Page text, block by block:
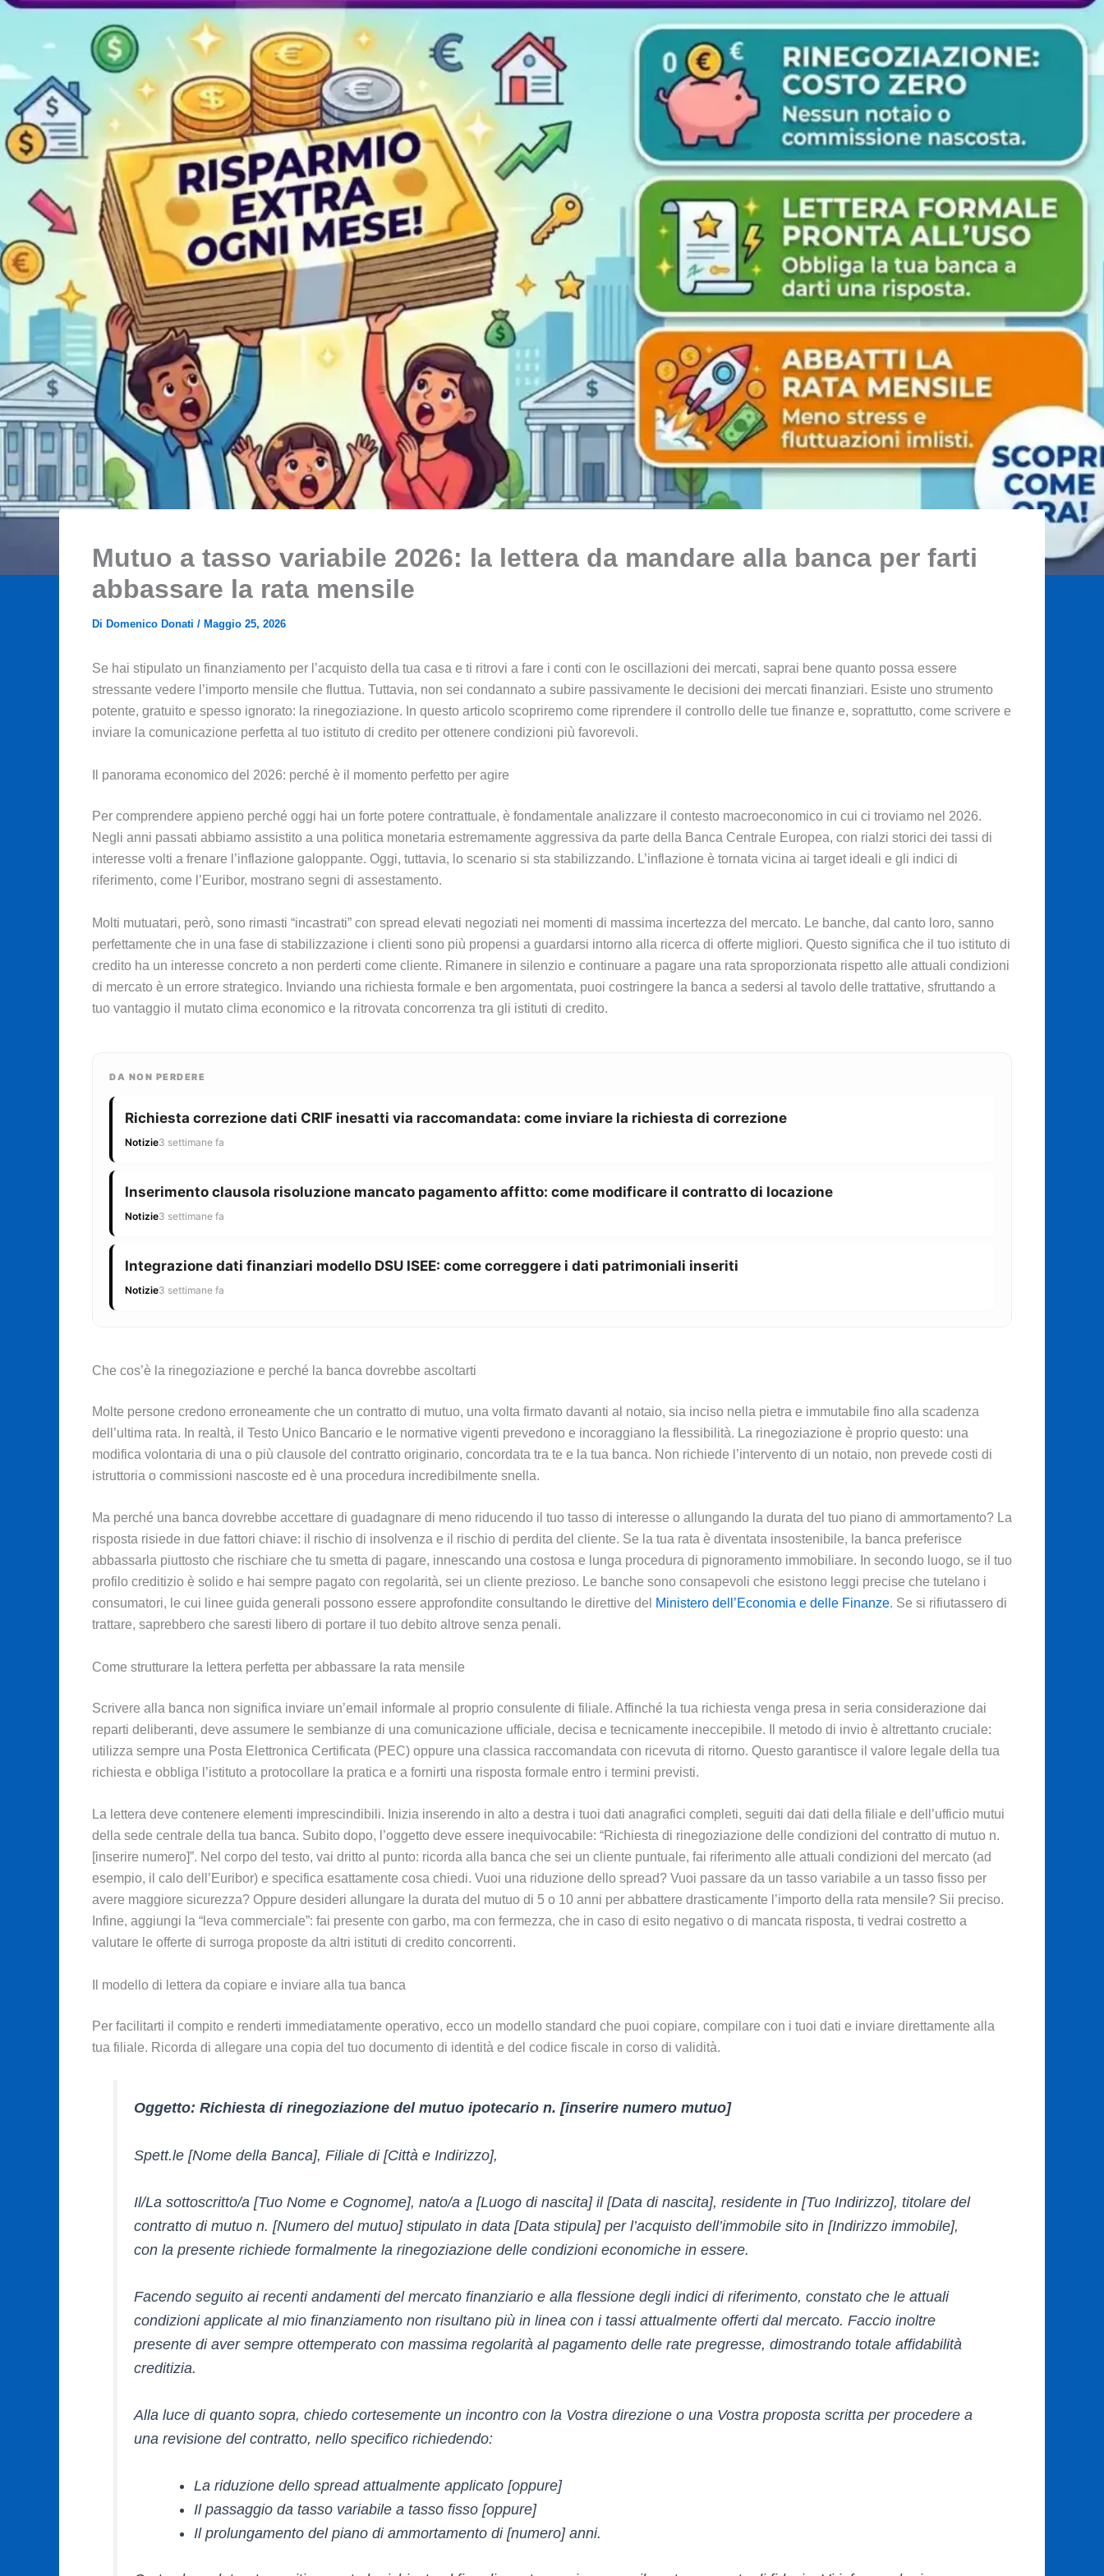
Mutuo a tasso variabile 2026: la lettera da mandare alla banca per farti
abbassare la rata mensile
Di Domenico Donati / Maggio 25, 2026
Se hai stipulato un finanziamento per l’acquisto della tua casa e ti ritrovi a fare i conti con le oscillazioni dei mercati, saprai bene quanto possa essere
stressante vedere l’importo mensile che fluttua. Tuttavia, non sei condannato a subire passivamente le decisioni dei mercati finanziari. Esiste uno strumento
potente, gratuito e spesso ignorato: la rinegoziazione. In questo articolo scopriremo come riprendere il controllo delle tue finanze e, soprattutto, come scrivere e
inviare la comunicazione perfetta al tuo istituto di credito per ottenere condizioni più favorevoli.
Il panorama economico del 2026: perché è il momento perfetto per agire
Per comprendere appieno perché oggi hai un forte potere contrattuale, è fondamentale analizzare il contesto macroeconomico in cui ci troviamo nel 2026.
Negli anni passati abbiamo assistito a una politica monetaria estremamente aggressiva da parte della Banca Centrale Europea, con rialzi storici dei tassi di
interesse volti a frenare l’inflazione galoppante. Oggi, tuttavia, lo scenario si sta stabilizzando. L’inflazione è tornata vicina ai target ideali e gli indici di
riferimento, come l’Euribor, mostrano segni di assestamento.
Molti mutuatari, però, sono rimasti “incastrati” con spread elevati negoziati nei momenti di massima incertezza del mercato. Le banche, dal canto loro, sanno
perfettamente che in una fase di stabilizzazione i clienti sono più propensi a guardarsi intorno alla ricerca di offerte migliori. Questo significa che il tuo istituto di
credito ha un interesse concreto a non perderti come cliente. Rimanere in silenzio e continuare a pagare una rata sproporzionata rispetto alle attuali condizioni
di mercato è un errore strategico. Inviando una richiesta formale e ben argomentata, puoi costringere la banca a sedersi al tavolo delle trattative, sfruttando a
tuo vantaggio il mutato clima economico e la ritrovata concorrenza tra gli istituti di credito.
DA NON PERDERE
Richiesta correzione dati CRIF inesatti via raccomandata: come inviare la richiesta di correzione
Notizie3 settimane fa
Inserimento clausola risoluzione mancato pagamento affitto: come modificare il contratto di locazione
Notizie3 settimane fa
Integrazione dati finanziari modello DSU ISEE: come correggere i dati patrimoniali inseriti
Notizie3 settimane fa
Che cos’è la rinegoziazione e perché la banca dovrebbe ascoltarti
Molte persone credono erroneamente che un contratto di mutuo, una volta firmato davanti al notaio, sia inciso nella pietra e immutabile fino alla scadenza
dell’ultima rata. In realtà, il Testo Unico Bancario e le normative vigenti prevedono e incoraggiano la flessibilità. La rinegoziazione è proprio questo: una
modifica volontaria di una o più clausole del contratto originario, concordata tra te e la tua banca. Non richiede l’intervento di un notaio, non prevede costi di
istruttoria o commissioni nascoste ed è una procedura incredibilmente snella.
Ma perché una banca dovrebbe accettare di guadagnare di meno riducendo il tuo tasso di interesse o allungando la durata del tuo piano di ammortamento? La
risposta risiede in due fattori chiave: il rischio di insolvenza e il rischio di perdita del cliente. Se la tua rata è diventata insostenibile, la banca preferisce
abbassarla piuttosto che rischiare che tu smetta di pagare, innescando una costosa e lunga procedura di pignoramento immobiliare. In secondo luogo, se il tuo
profilo creditizio è solido e hai sempre pagato con regolarità, sei un cliente prezioso. Le banche sono consapevoli che esistono leggi precise che tutelano i
consumatori, le cui linee guida generali possono essere approfondite consultando le direttive del
Ministero dell’Economia e delle Finanze. Se si rifiutassero di
trattare, saprebbero che saresti libero di portare il tuo debito altrove senza penali.
Come strutturare la lettera perfetta per abbassare la rata mensile
Scrivere alla banca non significa inviare un’email informale al proprio consulente di filiale. Affinché la tua richiesta venga presa in seria considerazione dai
reparti deliberanti, deve assumere le sembianze di una comunicazione ufficiale, decisa e tecnicamente ineccepibile. Il metodo di invio è altrettanto cruciale:
utilizza sempre una Posta Elettronica Certificata (PEC) oppure una classica raccomandata con ricevuta di ritorno. Questo garantisce il valore legale della tua
richiesta e obbliga l’istituto a protocollare la pratica e a fornirti una risposta formale entro i termini previsti.
La lettera deve contenere elementi imprescindibili. Inizia inserendo in alto a destra i tuoi dati anagrafici completi, seguiti dai dati della filiale e dell’ufficio mutui
della sede centrale della tua banca. Subito dopo, l’oggetto deve essere inequivocabile: “Richiesta di rinegoziazione delle condizioni del contratto di mutuo n.
[inserire numero]”. Nel corpo del testo, vai dritto al punto: ricorda alla banca che sei un cliente puntuale, fai riferimento alle attuali condizioni del mercato (ad
esempio, il calo dell’Euribor) e specifica esattamente cosa chiedi. Vuoi una riduzione dello spread? Vuoi passare da un tasso variabile a un tasso fisso per
avere maggiore sicurezza? Oppure desideri allungare la durata del mutuo di 5 o 10 anni per abbattere drasticamente l’importo della rata mensile? Sii preciso.
Infine, aggiungi la “leva commerciale”: fai presente con garbo, ma con fermezza, che in caso di esito negativo o di mancata risposta, ti vedrai costretto a
valutare le offerte di surroga proposte da altri istituti di credito concorrenti.
Il modello di lettera da copiare e inviare alla tua banca
Per facilitarti il compito e renderti immediatamente operativo, ecco un modello standard che puoi copiare, compilare con i tuoi dati e inviare direttamente alla
tua filiale. Ricorda di allegare una copia del tuo documento di identità e del codice fiscale in corso di validità.
Oggetto: Richiesta di rinegoziazione del mutuo ipotecario n. [inserire numero mutuo]
Spett.le [Nome della Banca], Filiale di [Città e Indirizzo],
Il/La sottoscritto/a [Tuo Nome e Cognome], nato/a a [Luogo di nascita] il [Data di nascita], residente in [Tuo Indirizzo], titolare del
contratto di mutuo n. [Numero del mutuo] stipulato in data [Data stipula] per l’acquisto dell’immobile sito in [Indirizzo immobile],
con la presente richiede formalmente la rinegoziazione delle condizioni economiche in essere.
Facendo seguito ai recenti andamenti del mercato finanziario e alla flessione degli indici di riferimento, constato che le attuali
condizioni applicate al mio finanziamento non risultano più in linea con i tassi attualmente offerti dal mercato. Faccio inoltre
presente di aver sempre ottemperato con massima regolarità al pagamento delle rate pregresse, dimostrando totale affidabilità
creditizia.
Alla luce di quanto sopra, chiedo cortesemente un incontro con la Vostra direzione o una Vostra proposta scritta per procedere a
una revisione del contratto, nello specifico richiedendo:
La riduzione dello spread attualmente applicato [oppure]
Il passaggio da tasso variabile a tasso fisso [oppure]
Il prolungamento del piano di ammortamento di [numero] anni.